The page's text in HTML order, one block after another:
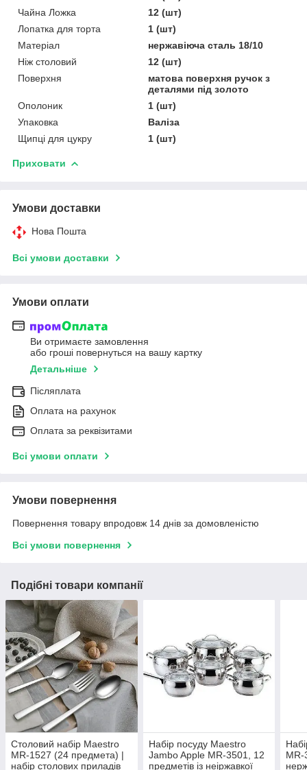
Чайна Ложка
12 (шт)
Лопатка для торта
1 (шт)
Матеріал
нержавіюча сталь 18/10
Ніж столовий
12 (шт)
Поверхня
матова поверхня ручок з
деталями під золото
Ополоник
1 (шт)
Упаковка
Валіза
Щипці для цукру
1 (шт)
Приховати
Умови доставки
Нова Пошта
Всі умови доставки
Умови оплати
Ви отримаєте замовлення
або гроші повернуться на вашу картку
Детальніше
Післяплата
Оплата на рахунок
Оплата за реквізитами
Всі умови оплати
Умови повернення
Повернення товару впродовж 14 днів за домовленістю
Всі умови повернення
Подібні товари компанії
Столовий набір Maestro
MR-1527 (24 предмета) |
набір столових приладів
Набір посуду Maestro
Jambo Apple MR-3501, 12
предметів із неіржавкої
MR-